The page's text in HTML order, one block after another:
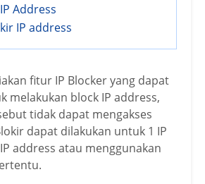
Address
IP address
fitur IP Blocker yang dapat
melakukan block IP address,
tidak dapat mengakses
dapat dilakukan untuk 1 IP
address atau menggunakan